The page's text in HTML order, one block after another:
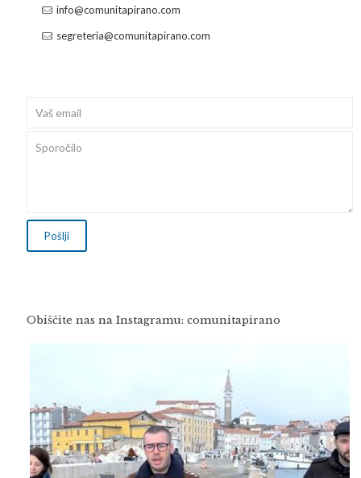
info@comunitapirano.com
segreteria@comunitapirano.com
Obiščite nas na Instagramu: comunitapirano